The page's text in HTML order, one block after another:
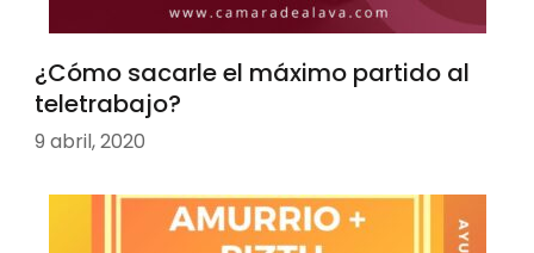
¿Cómo sacarle el máximo partido al
teletrabajo?
9 abril, 2020